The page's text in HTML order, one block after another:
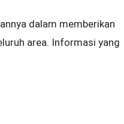
dalam memberikan
area. Informasi yang